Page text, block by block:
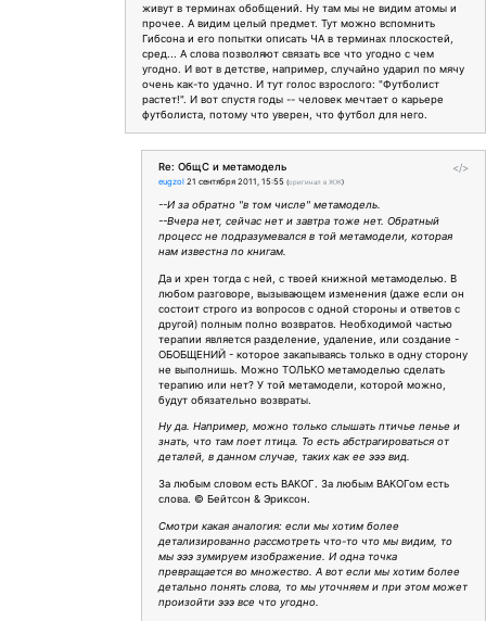
живут в терминах обобщений. Ну там мы не видим атомы и
прочее. А видим целый предмет. Тут можно вспомнить
Гибсона и его попытки описать ЧА в терминах плоскостей,
сред... А слова позволяют связать все что угодно с чем
угодно. И вот в детстве, например, случайно ударил по мячу
очень как-то удачно. И тут голос взрослого: "Футболист
растет!". И вот спустя годы -- человек мечтает о карьере
футболиста, потому что уверен, что футбол для него.
</>
Re: ОбщС и метамодель
eugzol 21 сентября 2011, 15:55 (оригинал в ЖЖ)
--И за обратно "в том числе" метамодель.
--Вчера нет, сейчас нет и завтра тоже нет. Обратный
процесс не подразумевался в той метамодели, которая
нам известна по книгам.
Да и хрен тогда с ней, с твоей книжной метамоделью. В
любом разговоре, вызывающем изменения (даже если он
состоит строго из вопросов с одной стороны и ответов с
другой) полным полно возвратов. Необходимой частью
терапии является разделение, удаление, или создание -
ОБОБЩЕНИЙ - которое закапываясь только в одну сторону
не выполнишь. Можно ТОЛЬКО метамоделью сделать
терапию или нет? У той метамодели, которой можно,
будут обязательно возвраты.
Ну да. Например, можно только слышать птичье пенье и
знать, что там поет птица. То есть абстрагироваться от
деталей, в данном случае, таких как ее эээ вид.
За любым словом есть ВАКОГ. За любым ВАКОГом есть
слова. © Бейтсон & Эриксон.
Смотри какая аналогия: если мы хотим более
детализированно рассмотреть что-то что мы видим, то
мы эээ зумируем изображение. И одна точка
превращается во множество. А вот если мы хотим более
детально понять слова, то мы уточняем и при этом может
произойти эээ все что угодно.